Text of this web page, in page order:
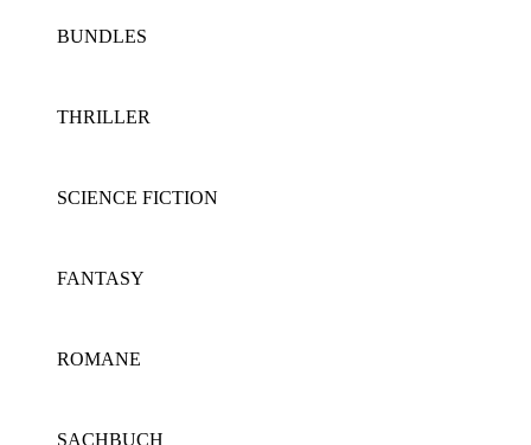
BUNDLES
THRILLER
SCIENCE FICTION
FANTASY
ROMANE
SACHBUCH